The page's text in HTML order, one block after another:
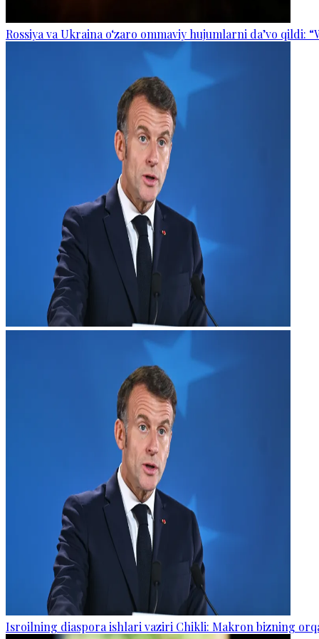
Rossiya va Ukraina o‘zaro ommaviy hujumlarni da’vo qildi:
Isroilning diaspora ishlari vaziri Chikli: Makron bizning